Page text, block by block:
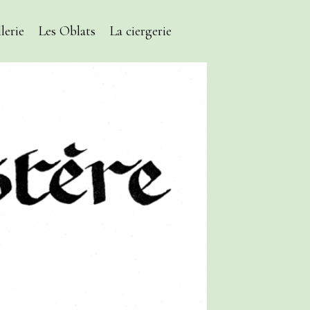
Les Oblats La ciergerie